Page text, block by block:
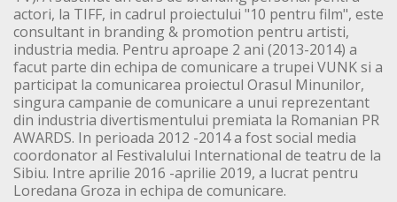
actori, la TIFF, in cadrul proiectului "10 pentru film", este
consultant in branding & promotion pentru artisti,
industria media. Pentru aproape 2 ani (2013-2014) a
facut parte din echipa de comunicare a trupei VUNK si a
participat la comunicarea proiectul Orasul Minunilor,
singura campanie de comunicare a unui reprezentant
din industria divertismentului premiata la Romanian PR
AWARDS. In perioada 2012 -2014 a fost social media
coordonator al Festivalului International de teatru de la
Sibiu. Intre aprilie 2016 -aprilie 2019, a lucrat pentru
Loredana Groza in echipa de comunicare.